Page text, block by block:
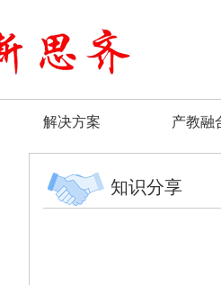
解决方案 产教融
知识分享